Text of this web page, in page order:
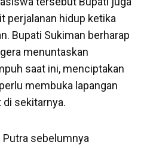
perjalanan hidup ketika
Bupati Sukiman berharap
menuntaskan
saat ini, menciptakan
membuka lapangan
di sekitarnya.
sebelumnya